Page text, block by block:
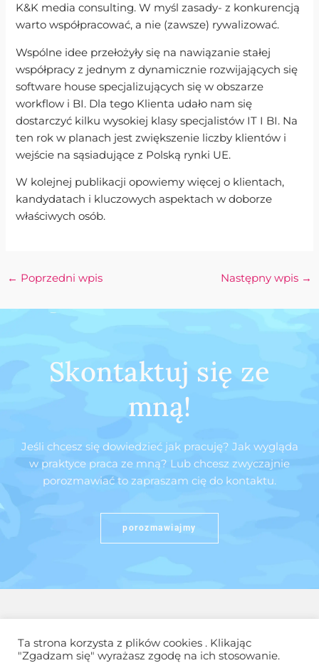
K&K media consulting. W myśl zasady- z konkurencją
warto współpracować, a nie (zawsze) rywalizować.
Wspólne idee przełożyły się na nawiązanie stałej
współpracy z jednym z dynamicznie rozwijających się
software house specjalizujących się w obszarze
workflow i BI. Dla tego Klienta udało nam się
dostarczyć kilku wysokiej klasy specjalistów IT I BI. Na
ten rok w planach jest zwiększenie liczby klientów i
wejście na sąsiadujące z Polską rynki UE.
W kolejnej publikacji opowiemy więcej o klientach,
kandydatach i kluczowych aspektach w doborze
właściwych osób.
← Poprzedni wpis Następny wpis →
Skontaktuj się ze
mną!
Jeśli chcesz się dowiedzieć jak pracuję? Jak wygląda
w praktyce praca ze mną? Lub chcesz zwyczajnie
porozmawiać to zapraszam cię do kontaktu.
porozmawiajmy
Ta strona korzysta z plików cookies . Klikając
"Zgadzam się" wyrażasz zgodę na ich stosowanie.